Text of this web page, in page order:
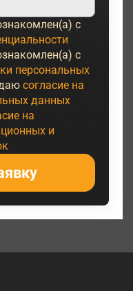
с
с
персональных
согласие на
данных
на
и